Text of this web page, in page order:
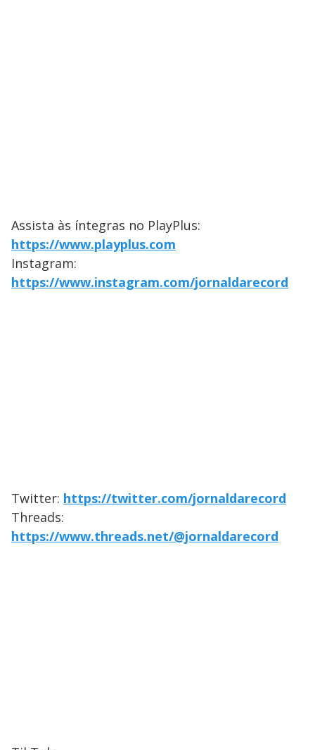
Assista às íntegras no PlayPlus:
https://www.playplus.com
Instagram:
https://www.instagram.com/jornaldarecord
Twitter: https://twitter.com/jornaldarecord
Threads:
https://www.threads.net/@jornaldarecord